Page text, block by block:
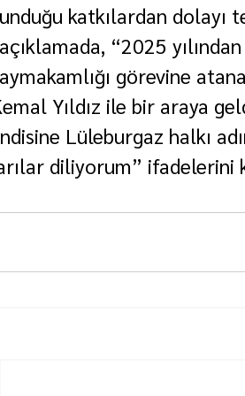
katkılardan dolayı
“2025
görevine
Yıldız ile bir araya
Lüleburgaz halkı
diliyorum” ifadelerini